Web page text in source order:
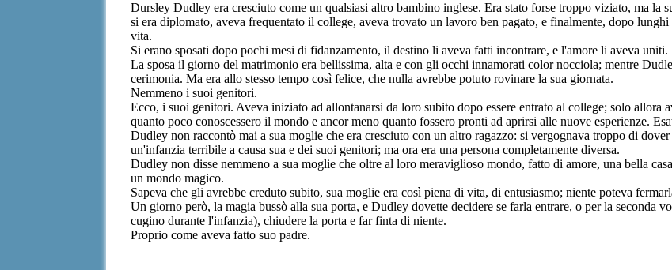
Dursley Dudley era cresciuto come un qualsiasi altro bambino inglese. Era stato forse troppo viziato, ma la
si era diplomato, aveva frequentato il college, aveva trovato un lavoro ben pagato, e finalmente, dopo
vita.
Si erano sposati dopo pochi mesi di fidanzamento, il destino li aveva fatti incontrare, e l'amore li aveva uniti.
La sposa il giorno del matrimonio era bellissima, alta e con gli occhi innamorati color nocciola; mentre
cerimonia. Ma era allo stesso tempo così felice, che nulla avrebbe potuto rovinare la sua giornata.
Nemmeno i suoi genitori.
Ecco, i suoi genitori. Aveva iniziato ad allontanarsi da loro subito dopo essere entrato al college; solo allora
quanto poco conoscessero il mondo e ancor meno quanto fossero pronti ad aprirsi alle nuove esperienze.
Dudley non raccontò mai a sua moglie che era cresciuto con un altro ragazzo: si vergognava troppo di
un'infanzia terribile a causa sua e dei suoi genitori; ma ora era una persona completamente diversa.
Dudley non disse nemmeno a sua moglie che oltre al loro meraviglioso mondo, fatto di amore, una bella
un mondo magico.
Sapeva che gli avrebbe creduto subito, sua moglie era così piena di vita, di entusiasmo; niente poteva
Un giorno però, la magia bussò alla sua porta, e Dudley dovette decidere se farla entrare, o per la seconda
cugino durante l'infanzia), chiudere la porta e far finta di niente.
Proprio come aveva fatto suo padre.